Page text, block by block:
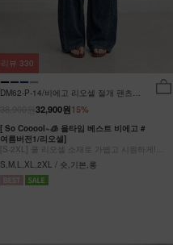
DM62-P-14/비에고 리오셀 절개 팬츠
15%
32,900원
[ So Cooool~🧊 올타임 베스트 비에고 #
여름버전1/리오셀]
[S-2XL] 쿨 리오셀 소재로 가볍고 시원하게!
사이드 절개 쿨링 데님팬츠
S,M,L,XL,2XL / 숏,기본,롱
리뷰 330